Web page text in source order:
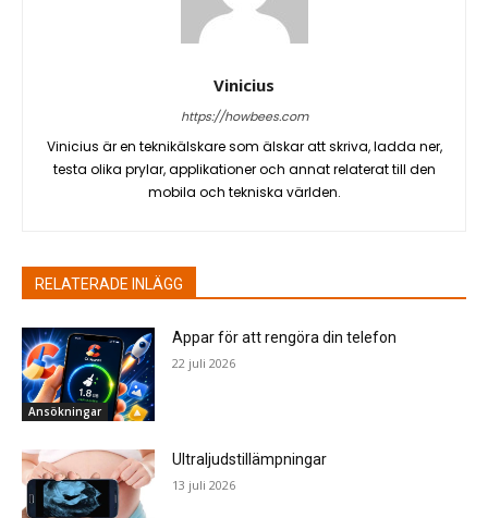
Vinicius
https://howbees.com
Vinicius är en teknikälskare som älskar att skriva, ladda ner,
testa olika prylar, applikationer och annat relaterat till den
mobila och tekniska världen.
RELATERADE INLÄGG
Ansökningar
Appar för att rengöra din telefon
22 juli 2026
Ultraljudstillämpningar
13 juli 2026